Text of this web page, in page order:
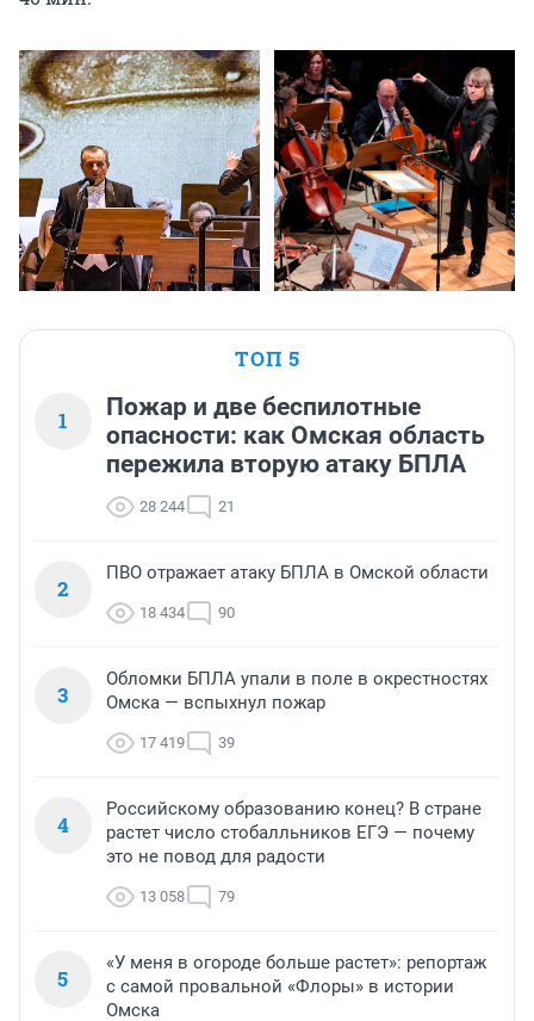
ТОП 5
1
Пожар и две беспилотные
опасности: как Омская область
пережила вторую атаку БПЛА
28 244 21
2
ПВО отражает атаку БПЛА в Омской области
18 434 90
3
Обломки БПЛА упали в поле в окрестностях
Омска — вспыхнул пожар
17 419 39
4
Российскому образованию конец? В стране
растет число стобалльников ЕГЭ — почему
это не повод для радости
13 058 79
5
«У меня в огороде больше растет»: репортаж
с самой провальной «Флоры» в истории
Омска